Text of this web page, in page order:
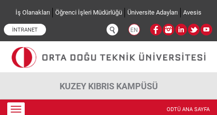
İş Olanakları Öğrenci İşleri Müdürlüğü Üniversite Adayları Avesis
İNTRANET EN
KUZEY KIBRIS KAMPÜSÜ
Toggle
ODTÜ ANA SAYFA